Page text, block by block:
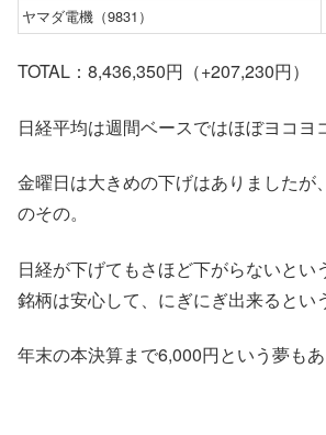
ヤマダ電機（9831）
TOTAL：8,436,350円（+207,230円）
日経平均は週間ベースではほぼヨコヨ
金曜日は大きめの下げはありましたが
のその。
日経が下げてもさほど下がらないとい
銘柄は安心して、にぎにぎ出来るとい
年末の本決算まで6,000円という夢もあ